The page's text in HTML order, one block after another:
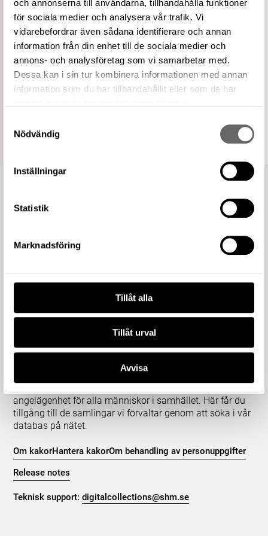
och annonserna till användarna, tillhandahålla funktioner
för sociala medier och analysera vår trafik. Vi
vidarebefordrar även sådana identifierare och annan
information från din enhet till de sociala medier och
annons- och analysföretag som vi samarbetar med.
Dessa kan i sin tur kombinera informationen med annan
information som du har tillhandahållit eller som de har
Nödvändig
Inställningar
Statistik
Marknadsföring
Tillåt alla
Tillåt urval
Avvisa
Externa
källor
Lantgreve på WIKIDATA
URI
https://samlingar.shm.se/term/412C9DD6-
116D-47D3-B6DE-4305410089C4
Kopiera URI
All textinformation (metadata) på denna sida är fri att
Om våra samlingar
Statens historiska museer (SHM) har till uppgift att
främja kunskapen om och intresset för Sveriges historia
och att bevara och utveckla det kulturarv som
angelägenhet för alla människor i samhället. Här får du
tillgång till de samlingar vi förvaltar genom att söka i vår
databas på nätet.
Om kakorHantera kakorOm behandling av personuppgifter
Release notes
Teknisk support:digitalcollections@shm.se